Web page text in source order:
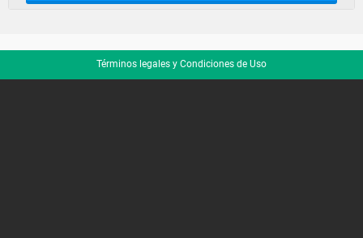
Términos legales y Condiciones de Uso